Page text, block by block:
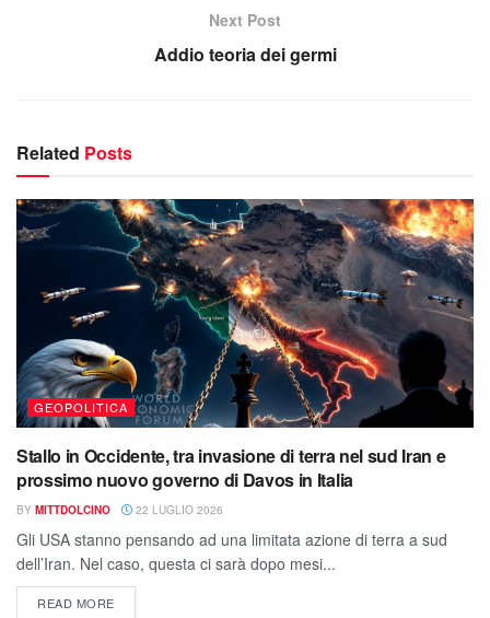
Next Post
Addio teoria dei germi
Related Posts
GEOPOLITICA
Stallo in Occidente, tra invasione di terra nel sud Iran e
prossimo nuovo governo di Davos in Italia
BY MITTDOLCINO 22 LUGLIO 2026
Gli USA stanno pensando ad una limitata azione di terra a sud
dell’Iran. Nel caso, questa ci sarà dopo mesi...
READ MORE